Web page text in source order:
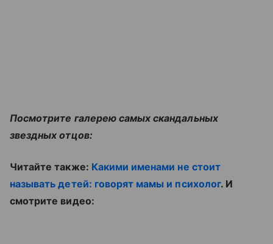
Посмотрите галерею самых скандальных
звездных отцов:
Читайте также: Какими именами не стоит
называть детей: говорят мамы и психолог. И
смотрите видео: